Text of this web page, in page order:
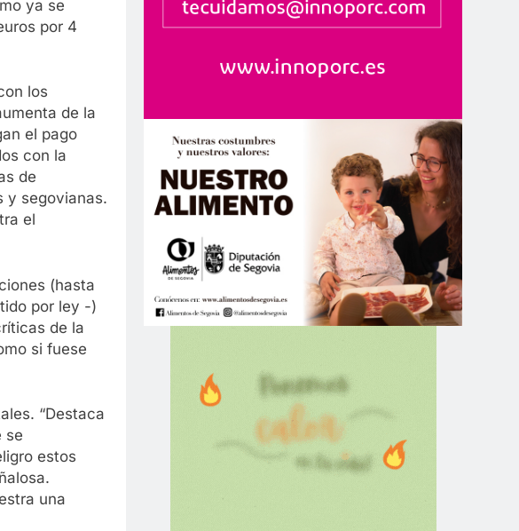
ya se
por 4
los
de la
el pago
con la
de
y segovianas.
el
(hasta
por ley -)
de la
si fuese
“Destaca
se
estos
una